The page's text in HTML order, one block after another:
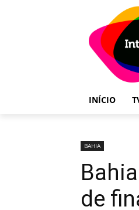
INÍCIO
BAHIA
de